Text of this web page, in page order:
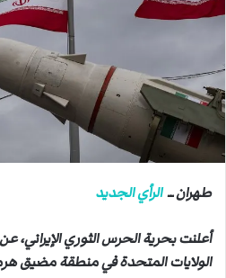
ك
ر
ن
ي
طهران ــالرأي الجديد
أعلنت بحرية الحرس الثوري
الولايات المتحدة في منطقة مضيق